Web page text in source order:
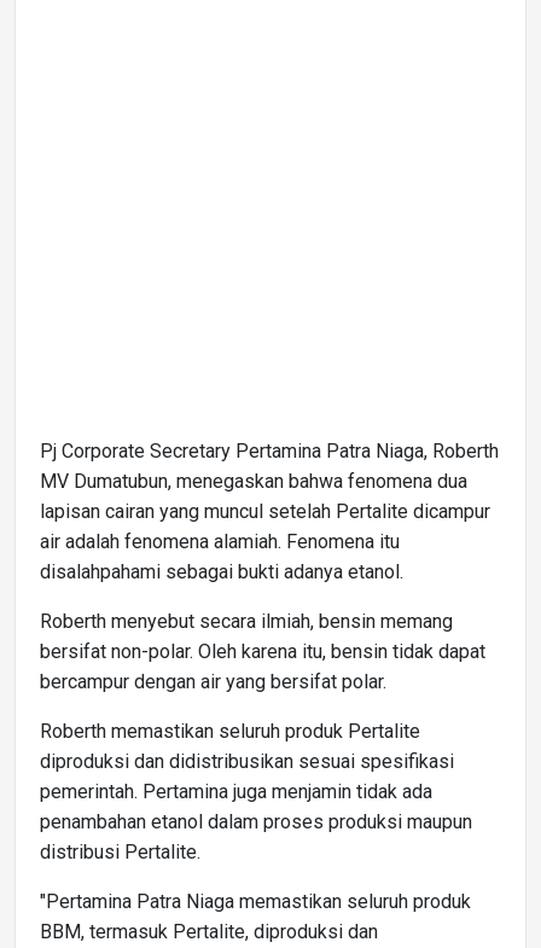
Pj Corporate Secretary Pertamina Patra Niaga, Roberth
MV Dumatubun, menegaskan bahwa fenomena dua
lapisan cairan yang muncul setelah Pertalite dicampur
air adalah fenomena alamiah. Fenomena itu
disalahpahami sebagai bukti adanya etanol.
Roberth menyebut secara ilmiah, bensin memang
bersifat non-polar. Oleh karena itu, bensin tidak dapat
bercampur dengan air yang bersifat polar.
Roberth memastikan seluruh produk Pertalite
diproduksi dan didistribusikan sesuai spesifikasi
pemerintah. Pertamina juga menjamin tidak ada
penambahan etanol dalam proses produksi maupun
distribusi Pertalite.
"Pertamina Patra Niaga memastikan seluruh produk
BBM, termasuk Pertalite, diproduksi dan